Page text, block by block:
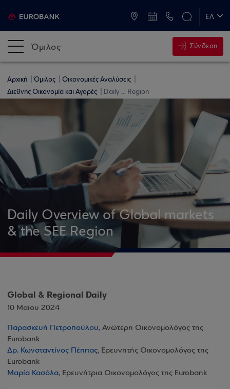
ΕΛ
Όμιλος Σύνδεση
Αρχική Όμιλος
Οικονομικές Αναλύσεις
Διεθνής Οικονομία και Αγορές
Daily ... Region
Daily Overview of Global markets
& the SEE Region
Global & Regional Daily
10 Μαΐου 2024
Παρασκευή Πετροπούλου, Ανώτερη Οικονομολόγος της
Eurobank
Δρ. Κωνσταντίνος Πέππας, Ερευνητής Οικονομολόγος της
Eurobank
Μαρία Κασόλα, Ερευνήτρια Οικονομολόγος της Eurobank